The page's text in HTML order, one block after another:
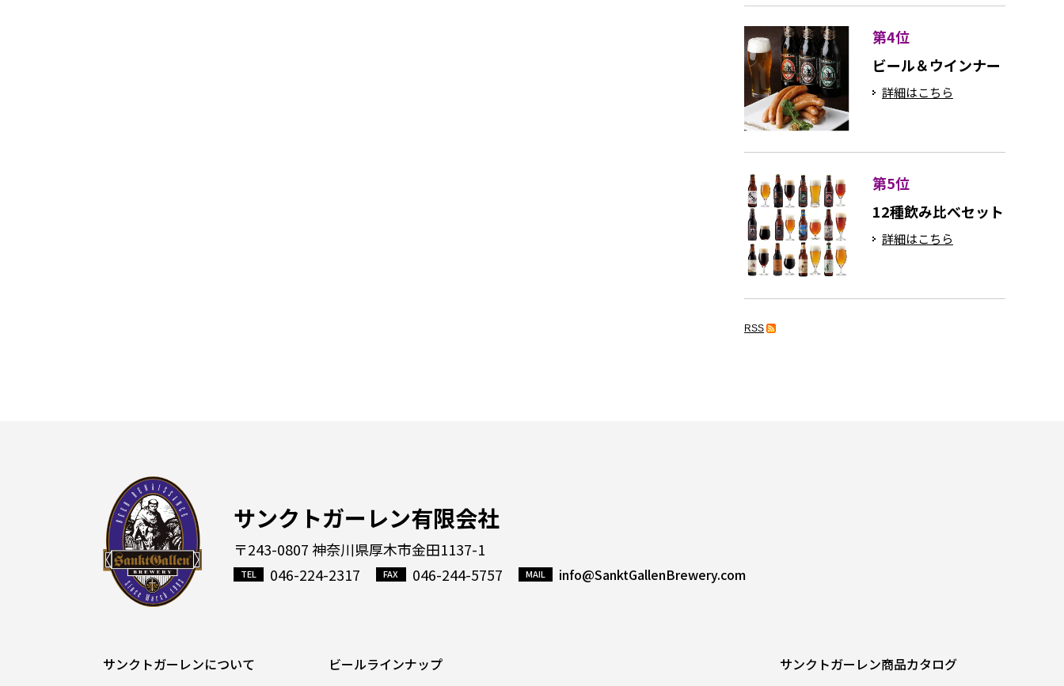
第4位
ビール＆ウインナー
詳細はこちら
第5位
12種飲み比べセット
詳細はこちら
RSS
サンクトガーレン有限会社
〒243-0807 神奈川県厚木市金田1137-1
046-224-2317
046-244-5757 info@SanktGallenBrewery.com
サンクトガーレンについて ビールラインナップ
サンクトガーレン商品カタログ